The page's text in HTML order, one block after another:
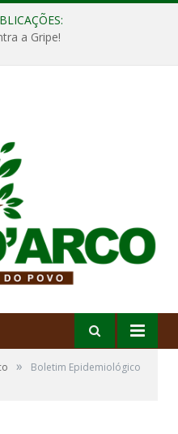
a Gripe!
»
Boletim Epidemiológico